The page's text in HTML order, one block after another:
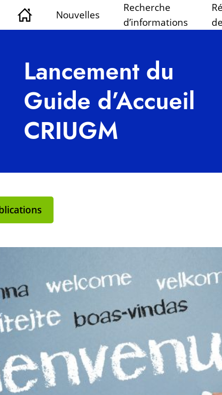
Nouvelles
Recherche
d’informations
Lancement du
Guide d’Accueil
CRIUGM